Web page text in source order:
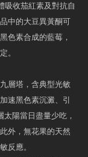
吸收茄紅素及對抗自
中的大豆異黃酮可
色素合成的藍莓，
。
層塔，含典型光敏
速黑色素沉澱、引
陽當日盡量少吃，
外，無花果的天然
反應。